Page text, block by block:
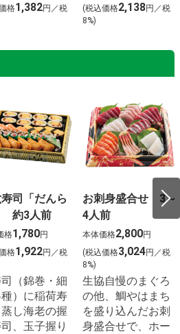
格1,382円／税
(税込価格2,138円／税
8%)
司「だんら
約3人前
格1,780円
格1,922円／税
（錦巻・細
）に稲荷寿
し海老の握
、玉子握り
お刺身盛合せ 3～
4人前
本体価格2,800円
(税込価格3,024円／税
8%)
生協自慢のまぐろ
の他、鯛やはまち
を盛り込んだお刺
身盛合せで、ホー